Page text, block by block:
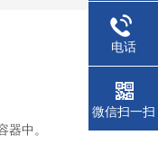
中。
电话
微信扫一扫